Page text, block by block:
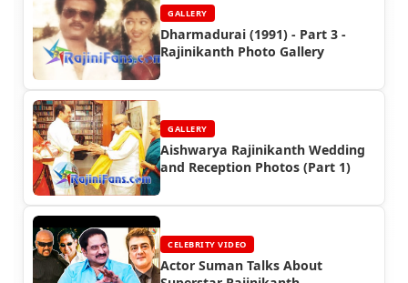
GALLERY
Dharmadurai (1991) - Part 3 -
Rajinikanth Photo Gallery
GALLERY
Aishwarya Rajinikanth Wedding
and Reception Photos (Part 1)
CELEBRITY VIDEO
Actor Suman Talks About